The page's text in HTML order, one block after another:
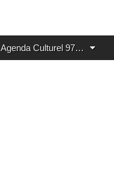
Agenda Culturel 97…